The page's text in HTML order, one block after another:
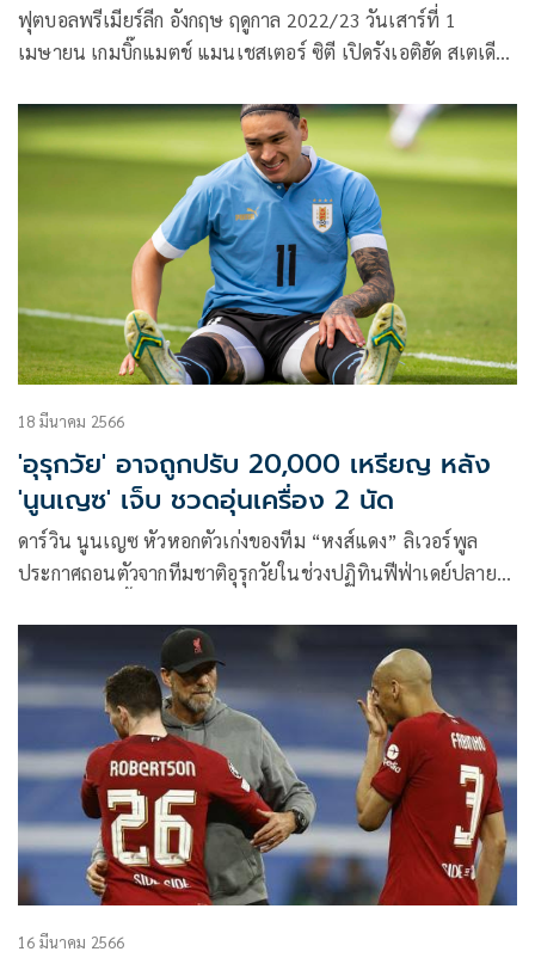
ฟุตบอลพรีเมียร์ลีก อังกฤษ ฤดูกาล 2022/23 วันเสาร์ที่ 1
เมษายน เกมบิ๊กแมตช์ แมนเชสเตอร์ ซิตี เปิดรังเอติฮัด สเตเดีย
18 มีนาคม 2566
'อุรุกวัย' อาจถูกปรับ 20,000 เหรียญ หลัง
'นูนเญซ' เจ็บ ชวดอุ่นเครื่อง 2 นัด
ดาร์วิน นูนเญซ หัวหอกตัวเก่งของทีม “หงส์แดง” ลิเวอร์พูล
ประกาศถอนตัวจากทีมชาติอุรุกวัยในช่วงปฏิทินฟีฟ่าเดย์ปลาย
ฟ่า แชมเปียนส์ลีก ที่บุกพ่าย รีล มาดริด กลางสัปดาห์ที่ผ่านมา
16 มีนาคม 2566